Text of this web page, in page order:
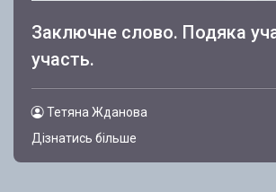
Заключне слово. Подяка
участь.
Тетяна Жданова
Дізнатись більше